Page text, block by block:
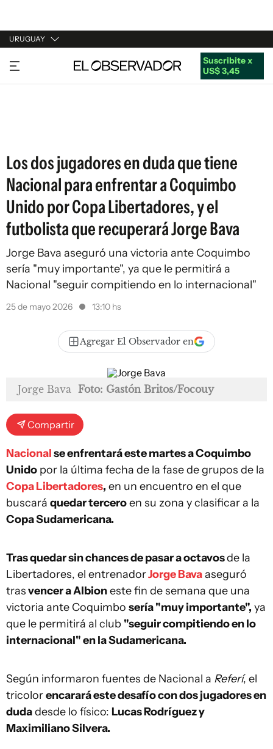
URUGUAY
URUGUAY
ARGENTINA
Suscribite x
US$ 3,45
Los dos jugadores en duda que tiene
Nacional para enfrentar a Coquimbo
Unido por Copa Libertadores, y el
futbolista que recuperará Jorge Bava
Jorge Bava aseguró una victoria ante Coquimbo
sería "muy importante", ya que le permitirá a
Nacional "seguir compitiendo en lo internacional"
25 de mayo 2026 13:10 hs
Agregar El Observador en
Jorge Bava Foto: Gastón Britos/Focouy
Compartir
Nacionalse enfrentará este martes a Coquimbo
Unido por la última fecha de la fase de grupos de la
Copa Libertadores, en un encuentro en el que
buscará quedar terceroen su zona y clasificar a la
Copa Sudamericana.
Tras quedar sin chances de pasar a octavosde la
Libertadores, el entrenadorJorge Bavaaseguró
trasvencer a Albioneste fin de semana que una
victoria ante Coquimbo sería "muy importante", ya
que le permitirá al club "seguir compitiendo en lo
internacional" en la Sudamericana.
Según informaron fuentes de Nacional a Referí, el
tricolorencarará este desafío con dos jugadores en
dudadesde lo físico: Lucas Rodríguez y
Maximiliano Silvera.